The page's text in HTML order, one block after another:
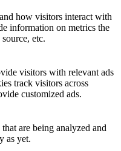
how visitors interact with
information on metrics the
etc.
visitors with relevant ads
track visitors across
customized ads.
are being analyzed and
as yet.